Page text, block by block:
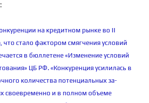
на кредитном рынке во II
что стало фактором смягчения условий
в бюллетене «Изменение условий
ЦБ РФ. «Конкуренция усилилась в
количества потенциальных за­
своевременно и в полном объеме